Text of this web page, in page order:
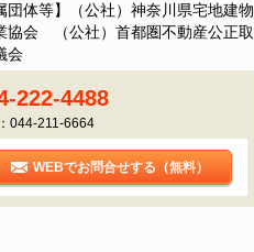
団体等】（公社）神奈川県宅地建物
協会 （公社）首都圏不動産公正取
会
222-4488
044-211-6664
WEBでお問合せする（無料）